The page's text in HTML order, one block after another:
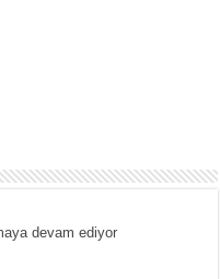
devam ediyor